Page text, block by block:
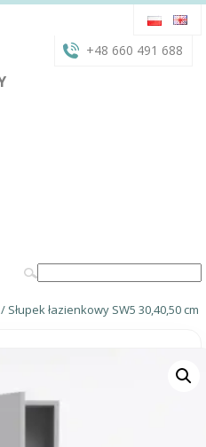
+48 660 491 688
/ Słupek łazienkowy SW5 30,40,50 cm